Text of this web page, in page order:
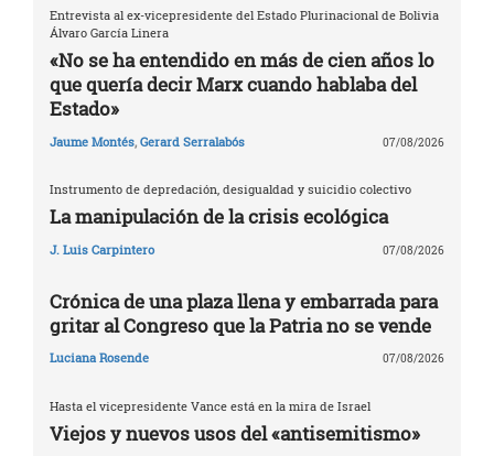
Entrevista al ex-vicepresidente del Estado Plurinacional de Bolivia
Álvaro García Linera
«No se ha entendido en más de cien años lo
que quería decir Marx cuando hablaba del
Estado»
Jaume Montés, Gerard Serralabós 07/08/2026
Instrumento de depredación, desigualdad y suicidio colectivo
La manipulación de la crisis ecológica
J. Luis Carpintero 07/08/2026
Crónica de una plaza llena y embarrada para
gritar al Congreso que la Patria no se vende
Luciana Rosende 07/08/2026
Hasta el vicepresidente Vance está en la mira de Israel
Viejos y nuevos usos del «antisemitismo»